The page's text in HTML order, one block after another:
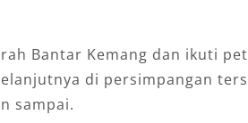
Bantar Kemang dan ikuti
di persimpangan
sampai.